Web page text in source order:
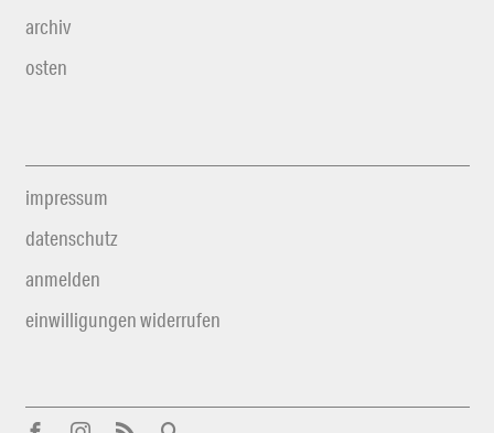
archiv
osten
impressum
datenschutz
anmelden
einwilligungen widerrufen